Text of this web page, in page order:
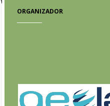
ORGANIZADOR